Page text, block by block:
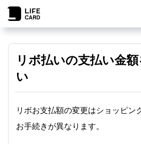
リボ払いの支払い金
い
リボお支払額の変更はショッピン
お手続きが異なります。